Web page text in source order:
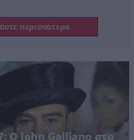
περισσότερα
Ο John Galliano στο